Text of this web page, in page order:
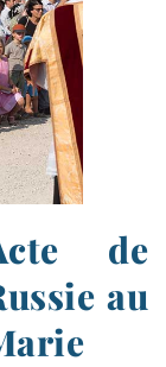
de
au